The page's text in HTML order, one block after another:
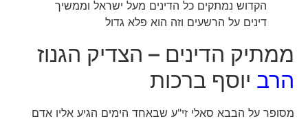
הקדוש נמתקים כל הדינים מעל ישראל וממשיך
דינים על הרשעים וזה הוא פלא גדול
ממתיק הדינים – הצדיק הגנוז
הרב יוסף ברכות
מסופר על הבבא סאלי זי"ע שבאחד הימים הגיע אליו אדם